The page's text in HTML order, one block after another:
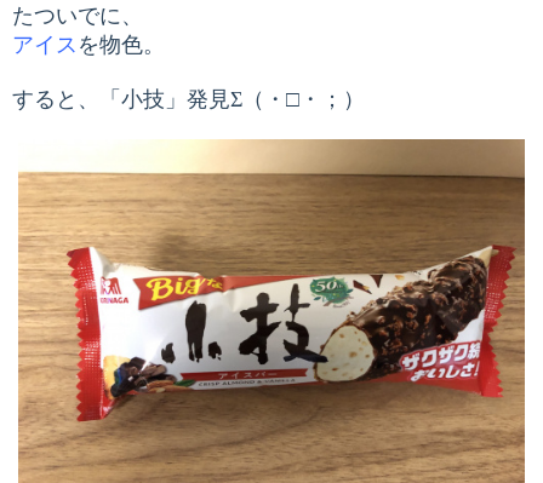
たついでに、
アイス を物色。
すると、「小技」発見Σ（・□・；）